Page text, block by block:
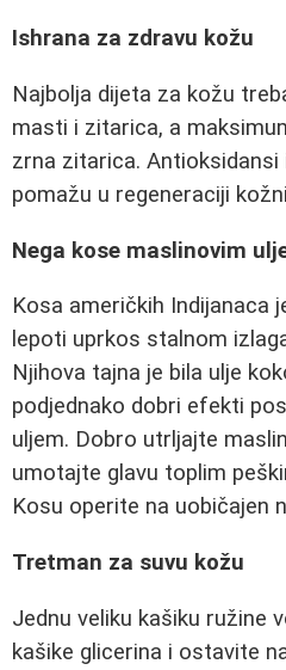
Ishrana za zdravu kožu
Najbolja dijeta za kožu
masti i zitarica, a
zrna zitarica.
pomažu u regeneraciji
Nega kose maslinovim
Kosa američkih Indijanaca
lepoti uprkos stalnom
Njihova tajna je bila ulje
podjednako dobri efekti
uljem. Dobro utrljajte
umotajte glavu toplim
Kosu operite na uobičajen
Tretman za suvu kožu
Jednu veliku kašiku ružine
kašike glicerina i ostavite